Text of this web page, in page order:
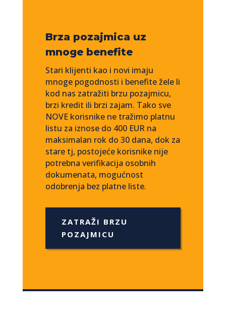
Brza pozajmica uz
mnoge benefite
Stari klijenti kao i novi imaju
mnoge pogodnosti i benefite žele li
kod nas zatražiti brzu pozajmicu,
brzi kredit ili brzi zajam. Tako sve
NOVE korisnike ne tražimo platnu
listu za iznose do 400 EUR na
maksimalan rok do 30 dana, dok za
stare tj, postojeće korisnike nije
potrebna verifikacija osobnih
dokumenata, mogućnost
odobrenja bez platne liste.
ZATRAŽI BRZU
POZAJMICU